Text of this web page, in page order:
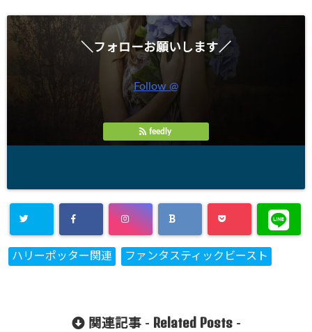
＼フォローお願いします／
Follow @
feedly
ハリーポッター関連 ファンタスティックビースト
関連記事 - Related Posts-